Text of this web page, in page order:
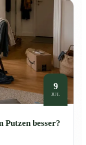
9
JUL
Putzen besser?